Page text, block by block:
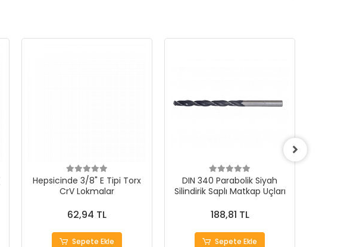
Hepsicinde 3/8" E Tipi Torx
CrV Lokmalar
62,94 TL
Sepete Ekle
DIN 340 Parabolik Siyah
Silindirik Saplı Matkap Uçları
188,81 TL
Sepete Ekle